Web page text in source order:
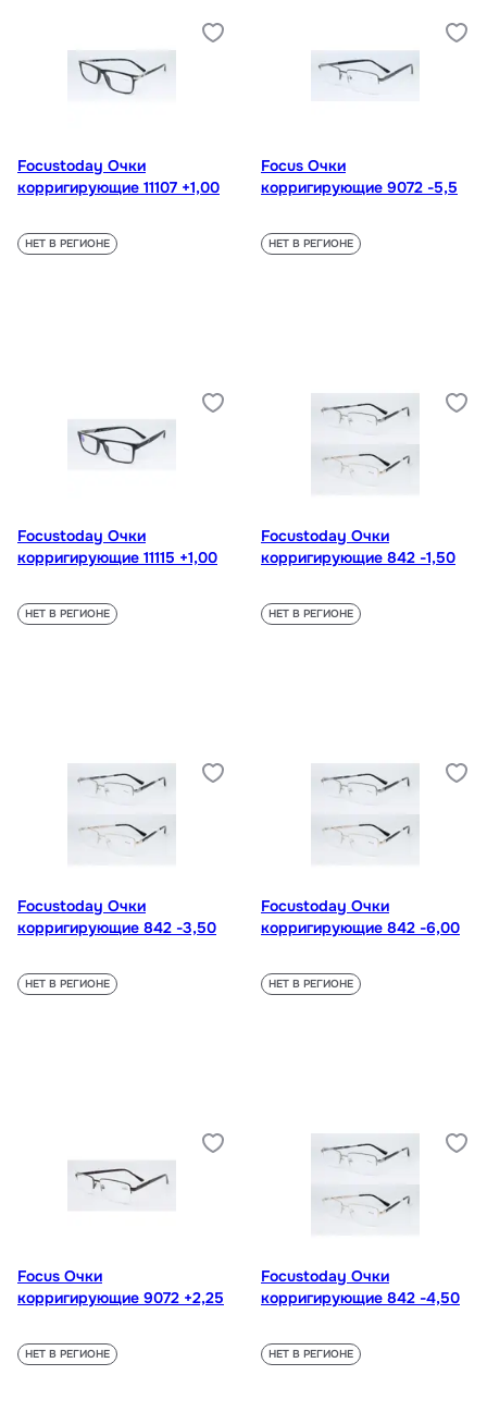
Focustoday Очки
корригирующие 11107 +1,00
НЕТ В РЕГИОНЕ
Focus Очки
корригирующие 9072 -5,5
НЕТ В РЕГИОНЕ
Focustoday Очки
корригирующие 11115 +1,00
НЕТ В РЕГИОНЕ
Focustoday Очки
корригирующие 842 -1,50
НЕТ В РЕГИОНЕ
Focustoday Очки
корригирующие 842 -3,50
НЕТ В РЕГИОНЕ
Focustoday Очки
корригирующие 842 -6,00
НЕТ В РЕГИОНЕ
Focus Очки
корригирующие 9072 +2,25
НЕТ В РЕГИОНЕ
Focustoday Очки
корригирующие 842 -4,50
НЕТ В РЕГИОНЕ